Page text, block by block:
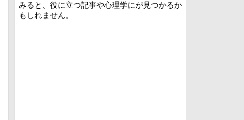
みると、役に立つ記事や心理学にが見つかるか
もしれません。